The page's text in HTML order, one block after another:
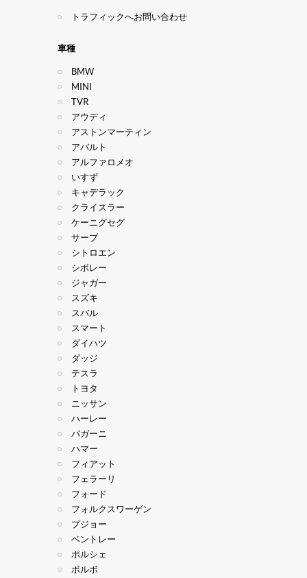
トラフィックへお問い合わせ
車種
BMW
MINI
TVR
アウディ
アストンマーティン
アバルト
アルファロメオ
いすず
キャデラック
クライスラー
ケーニグセグ
サーブ
シトロエン
シボレー
ジャガー
スズキ
スバル
スマート
ダイハツ
ダッジ
テスラ
トヨタ
ニッサン
ハーレー
パガーニ
ハマー
フィアット
フェラーリ
フォード
フォルクスワーゲン
プジョー
ベントレー
ポルシェ
ボルボ